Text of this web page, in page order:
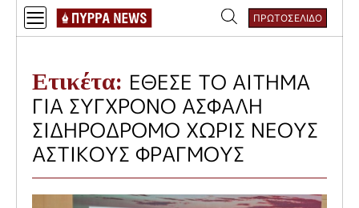
Αναζήτηση
ΠΡΩΤΟΣΕΛΙΔΟ
Ετικέτα: ΕΘΕΣΕ ΤΟ ΑΙΤΗΜΑ
ΓΙΑ ΣΥΓΧΡΟΝΟ ΑΣΦΑΛΗ
ΣΙΔΗΡΟΔΡΟΜΟ ΧΩΡΙΣ ΝΕΟΥΣ
ΑΣΤΙΚΟΥΣ ΦΡΑΓΜΟΥΣ